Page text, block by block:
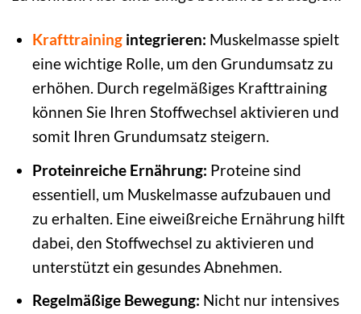
Krafttrainingintegrieren: Muskelmasse spielt
eine wichtige Rolle, um den Grundumsatz zu
erhöhen. Durch regelmäßiges Krafttraining
können Sie Ihren Stoffwechsel aktivieren und
somit Ihren Grundumsatz steigern.
Proteinreiche Ernährung: Proteine sind
essentiell, um Muskelmasse aufzubauen und
zu erhalten. Eine eiweißreiche Ernährung hilft
dabei, den Stoffwechsel zu aktivieren und
unterstützt ein gesundes Abnehmen.
Regelmäßige Bewegung: Nicht nur intensives